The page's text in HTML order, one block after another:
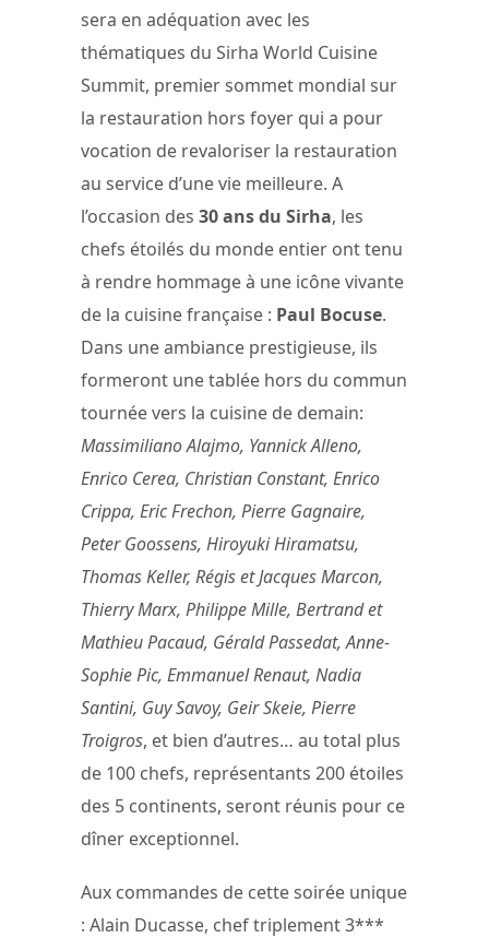
sera en adéquation avec les
thématiques du Sirha World Cuisine
Summit, premier sommet mondial sur
la restauration hors foyer qui a pour
vocation de revaloriser la restauration
au service d’une vie meilleure. A
l’occasion des 30 ans du Sirha, les
chefs étoilés du monde entier ont tenu
à rendre hommage à une icône vivante
de la cuisine française : Paul Bocuse.
Dans une ambiance prestigieuse, ils
formeront une tablée hors du commun
tournée vers la cuisine de demain:
Massimiliano Alajmo, Yannick Alleno,
Enrico Cerea, Christian Constant, Enrico
Crippa, Eric Frechon, Pierre Gagnaire,
Peter Goossens, Hiroyuki Hiramatsu,
Thomas Keller, Régis et Jacques Marcon,
Thierry Marx, Philippe Mille, Bertrand et
Mathieu Pacaud, Gérald Passedat, Anne-
Sophie Pic, Emmanuel Renaut, Nadia
Santini, Guy Savoy, Geir Skeie, Pierre
Troigros, et bien d’autres… au total plus
de 100 chefs, représentants 200 étoiles
des 5 continents, seront réunis pour ce
dîner exceptionnel.
Aux commandes de cette soirée unique
: Alain Ducasse, chef triplement 3***